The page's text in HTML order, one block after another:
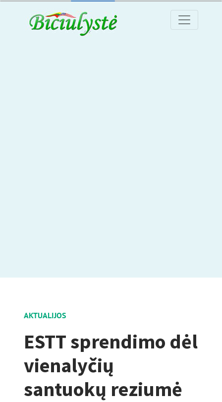
AKTUALIJOS
ESTT sprendimo dėl
vienalyčių
santuokų reziumė